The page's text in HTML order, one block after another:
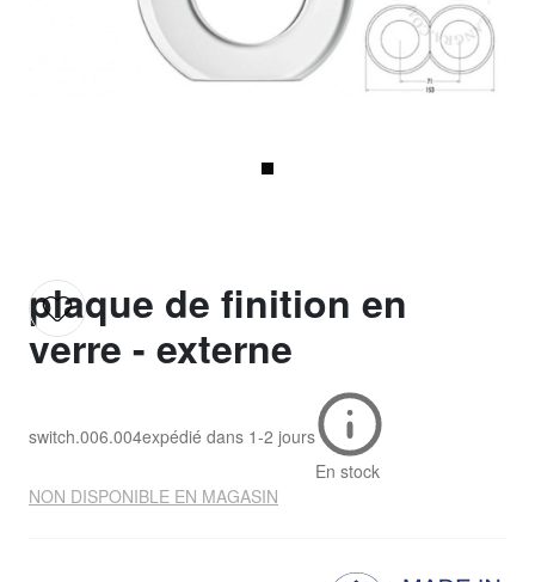
plaque de finition en
verre - externe
switch.006.004expédié dans 1-2 jours
En stock
NON DISPONIBLE EN MAGASIN